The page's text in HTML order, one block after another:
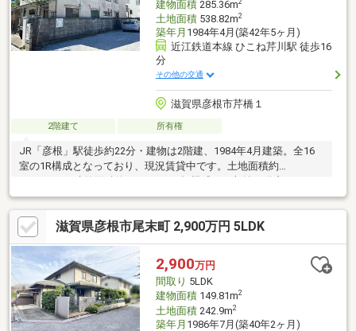
建物面積285.36m
土地面積538.82m2
築年月 1984年4月(築42年5ヶ月)
近江鉄道本線 ひこね芹川駅 徒歩16
分
その他の交通
滋賀県彦根市芹橋１
2階建て 所有権
JR「彦根」駅徒歩約22分・建物は2階建、1984年4月建築。全16
室の1R構成となっており、現況賃貸中です。土地面積約
ご検討いただけます。JR東海道本線・近江鉄道本線の利用が可能
で、内各方面へのアクセスも便利なエリアです。現況利回りの記
載もあり、収益面を含めて比較検討しやすい内容となっていま
す。彦根市内で一棟収益物件をお探しの方、収益用不動産をはじ
めて検討される方にもおすすめできる物件です。バス、キッチ
ン、トイレ共同。
滋賀県彦根市尾末町 2,900万円 5LDK
2,900万円
間取り 5LDK
建物面積149.81m2
土地面積242.9m2
築年月 1986年7月(築40年2ヶ月)